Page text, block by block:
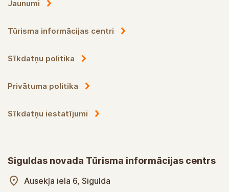
Jaunumi
Tūrisma informācijas centri
Sīkdatņu politika
Privātuma politika
Sīkdatņu iestatījumi
Siguldas novada Tūrisma informācijas centrs
Ausekļa iela 6, Sigulda